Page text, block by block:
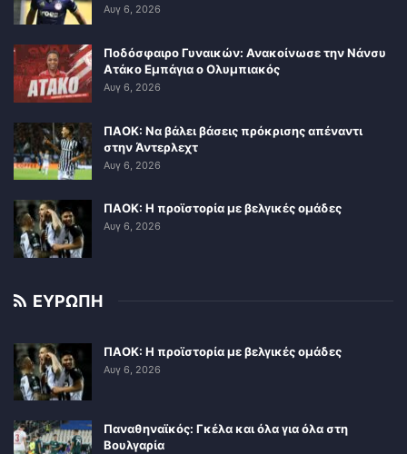
Αυγ 6, 2026
Ποδόσφαιρο Γυναικών: Ανακοίνωσε την Νάνσυ
Ατάκο Εμπάγια ο Ολυμπιακός
Αυγ 6, 2026
ΠΑΟΚ: Να βάλει βάσεις πρόκρισης απέναντι
στην Άντερλεχτ
Αυγ 6, 2026
ΠΑΟΚ: Η προϊστορία με βελγικές ομάδες
Αυγ 6, 2026
ΕΥΡΩΠΗ
ΠΑΟΚ: Η προϊστορία με βελγικές ομάδες
Αυγ 6, 2026
Παναθηναϊκός: Γκέλα και όλα για όλα στη
Βουλγαρία